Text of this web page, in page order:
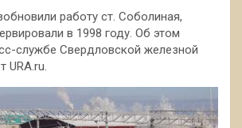
работу ст. Соболиная,
в 1998 году. Об этом
службе Свердловской железной
URA.ru.